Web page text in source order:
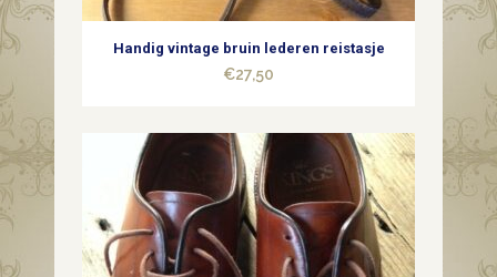
Handig vintage bruin lederen reistasje
€27,50